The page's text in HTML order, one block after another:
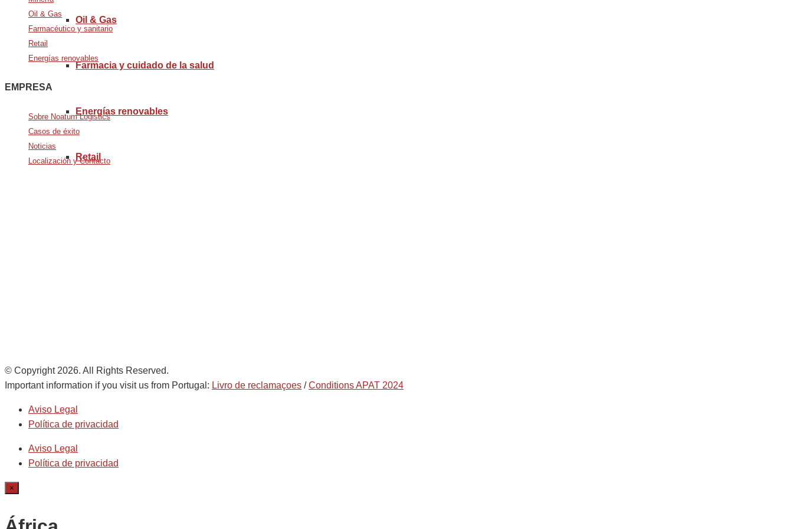
Oil & Gas
Farmacia y cuidado de la salud
Energías renovables
Retail
Oil & Gas
Farmacéutico y sanitario
Retail
Energías renovables
EMPRESA
Sobre Noatum Logistics
Casos de éxito
Noticias
Localización y Contacto
© Copyright 2026. All Rights Reserved.
Important information if you visit us from Portugal: Livro de reclamaçoes /Conditions APAT 2024
Aviso Legal
Política de privacidad
Aviso Legal
Política de privacidad
×